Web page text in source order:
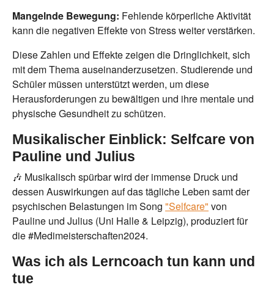
Mangelnde Bewegung: Fehlende körperliche Aktivität
kann die negativen Effekte von Stress weiter verstärken.
Diese Zahlen und Effekte zeigen die Dringlichkeit, sich
mit dem Thema auseinanderzusetzen. Studierende und
Schüler müssen unterstützt werden, um diese
Herausforderungen zu bewältigen und ihre mentale und
physische Gesundheit zu schützen.
Musikalischer Einblick: Selfcare von
Pauline und Julius
🎶 Musikalisch spürbar wird der immense Druck und
dessen Auswirkungen auf das tägliche Leben samt der
psychischen Belastungen im Song "Selfcare" von
Pauline und Julius (Uni Halle & Leipzig), produziert für
die #Medimeisterschaften2024.
Was ich als Lerncoach tun kann und
tue